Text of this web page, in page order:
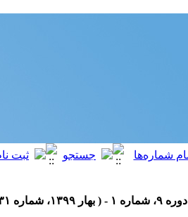
دوره ۹، شماره ۱ - ( بهار ۱۳۹۹، شماره ۳۱ ۱۳۹۹ )